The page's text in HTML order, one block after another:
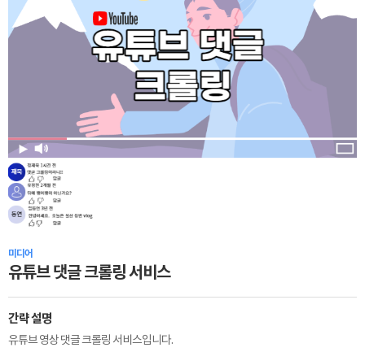
미디어
유튜브 댓글 크롤링 서비스
간략 설명
유튜브 영상 댓글 크롤링 서비스입니다.